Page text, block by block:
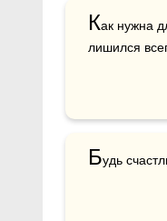
Как нужна
лишился
Будь